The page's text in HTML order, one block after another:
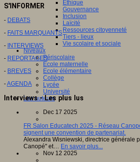
Ethique
Gouvernance
Inclusion
Laïcité
Ressources citoyenneté
Tiers - lieux
Vie scolaire et sociale
Niveaux
Périscolaire
Ecole maternelle
Ecole élémentaire
Collège
Lycée
Université
Les auteurs
S'INFORMER
- DEBATS
- FAITS MARQUANTS
- INTERVIEWS
- REPORTAGES
- BREVES
-AGENDA
Interviews - Les plus lus
Dec 17 2025
FR Salon Educatech 2025 - Réseau
signent une convention de partenariat.
Alexandra Wisniewski, directrice générale
Canopé" et… En savoir plus...
Nov 12 2025